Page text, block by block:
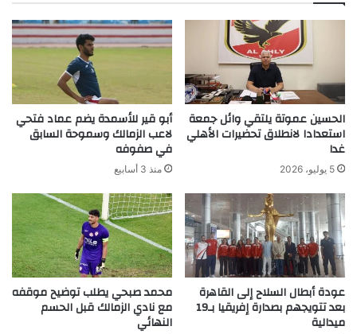
الحسين عموتة يلتقي وائل جمعة
استعدادا لانطلاق تحضيرات الأهلي
غدا
5 يوليو، 2026
أبو قير للأسمدة يضم عماد فتحي
لاعب الزمالك وسموحة السابق
في صفوفه
منذ 3 أسابيع
عودة أبطال السلاح إلى القاهرة
بعد تتويجهم بصدارة إفريقيا بـ19
ميدالية
محمد صبحي يطلب توضيح موقفه
مع نادي الزمالك قبل الحسم
النهائي